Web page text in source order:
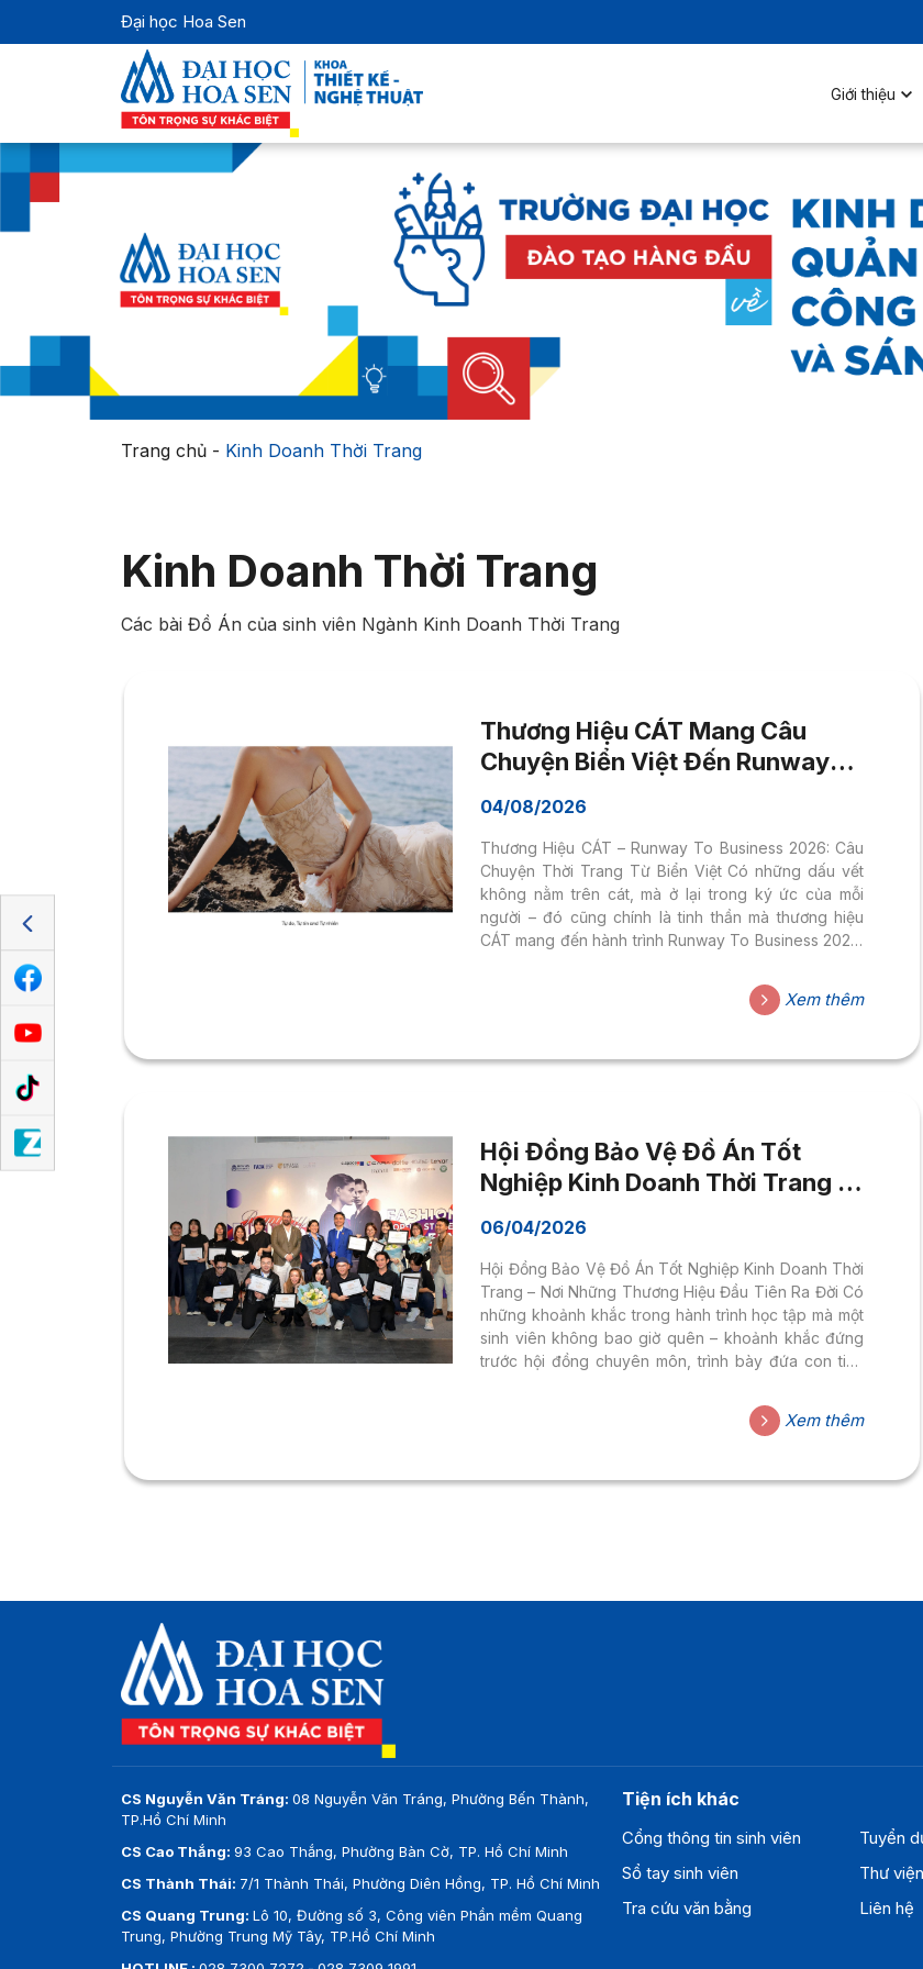
Đại học Hoa Sen
Giới thiệu
Trang chủ- Kinh Doanh Thời Trang
Kinh Doanh Thời Trang
Các bài Đồ Án của sinh viên Ngành Kinh Doanh Thời Trang
Thương Hiệu CÁT Mang Câu
Chuyện Biển Việt Đến Runway
04/08/2026
Thương Hiệu CÁT – Runway To Business 2026: Câu
Chuyện Thời Trang Từ Biển Việt Có những dấu vết
không nằm trên cát, mà ở lại trong ký ức của mỗi
người – đó cũng chính là tinh thần mà thương hiệu
CÁT mang đến hành trình Runway To Business 2026.
Trường Đại học Hoa Sen, CÁT không đơn thuần là
một thương hiệu thời trang sinh viên, mà là lời kể về
cách rất riêng của...
Xem thêm
Hội Đồng Bảo Vệ Đồ Án Tốt
Nghiệp Kinh Doanh Thời Trang –
Tiên Ra Đời
06/04/2026
Hội Đồng Bảo Vệ Đồ Án Tốt Nghiệp Kinh Doanh Thời
Trang – Nơi Những Thương Hiệu Đầu Tiên Ra Đời Có
những khoảnh khắc trong hành trình học tập mà một
sinh viên không bao giờ quên – khoảnh khắc đứng
trước hội đồng chuyên môn, trình bày đứa con tinh
và hoàn thiện. Với sinh viên Ngành Kinh Doanh Thời
Trang tại Khoa Thiết Kế – Nghệ Thuật, Trường Đại
Business – Hội Đồng Bảo Vệ Đồ Án...
Xem thêm
CS Nguyễn Văn Tráng: 08 Nguyễn Văn Tráng, Phường Bến Thành,
TP.Hồ Chí Minh
CS Cao Thắng: 93 Cao Thắng, Phường Bàn Cờ, TP. Hồ Chí Minh
CS Thành Thái: 7/1 Thành Thái, Phường Diên Hồng, TP. Hồ Chí Minh
CS Quang Trung: Lô 10, Đường số 3, Công viên Phần mềm Quang
Trung, Phường Trung Mỹ Tây, TP.Hồ Chí Minh
Tiện ích khác
Cổng thông tin sinh viên
Sổ tay sinh viên
Tra cứu văn bằng
Tuyển
Thư viện
Liên hệ